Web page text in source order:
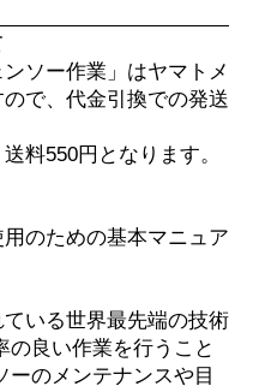
ソー作業」はヤマトメ
で、代金引換での発送
料550円となります。
のための基本マニュア
いる世界最先端の技術
の良い作業を行うこと
ーのメンテナンスや目